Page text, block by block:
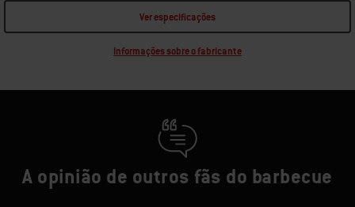
Ver especificações
Informações sobre o fabricante
A opinião de outros fãs do barbecue